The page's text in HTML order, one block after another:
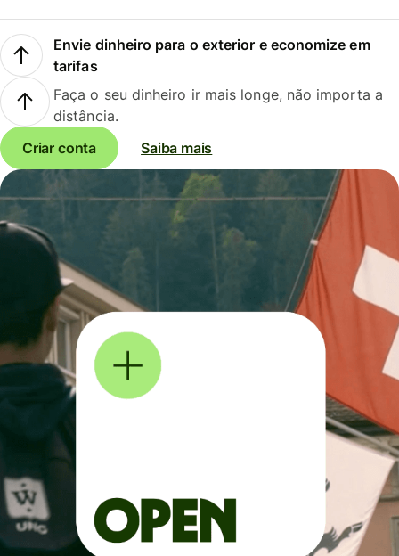
Envie dinheiro para o exterior e economize em
tarifas
Faça o seu dinheiro ir mais longe, não importa a
distância.
Criar conta
Saiba mais